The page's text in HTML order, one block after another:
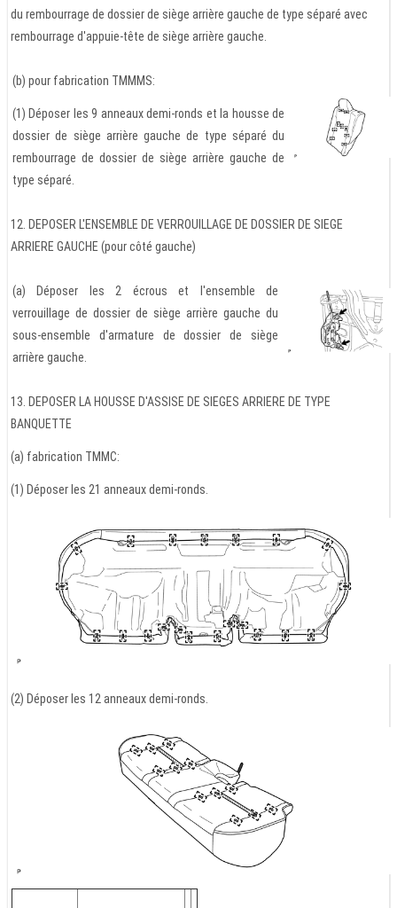
du rembourrage de dossier de siège arrière gauche de type séparé avec
rembourrage d'appuie-tête de siège arrière gauche.
(b) pour fabrication TMMMS:
(1) Déposer les 9 anneaux demi-ronds et la housse de
dossier de siège arrière gauche de type séparé du
rembourrage de dossier de siège arrière gauche de
type séparé.
12. DEPOSER L'ENSEMBLE DE VERROUILLAGE DE DOSSIER DE SIEGE
ARRIERE GAUCHE (pour côté gauche)
(a) Déposer les 2 écrous et l'ensemble de
verrouillage de dossier de siège arrière gauche du
sous-ensemble d'armature de dossier de siège
arrière gauche.
13. DEPOSER LA HOUSSE D'ASSISE DE SIEGES ARRIERE DE TYPE
BANQUETTE
(a) fabrication TMMC:
(1) Déposer les 21 anneaux demi-ronds.
(2) Déposer les 12 anneaux demi-ronds.